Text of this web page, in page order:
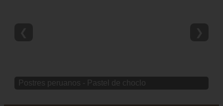
Postres peruanos - Rosquitas de manteca